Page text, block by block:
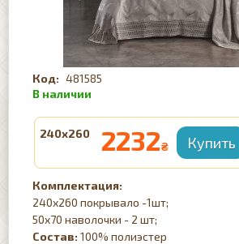
481585
240х260 2232₴
Комплектация:
240х260 покрывало -1шт;
50х70 наволочки - 2 шт;
Состав: 100% полиэстер